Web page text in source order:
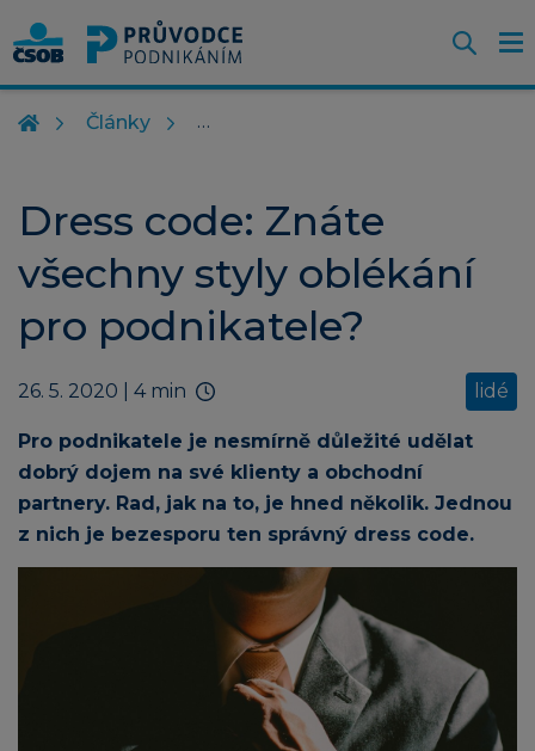
Články
Dress code: Znáte
všechny styly oblékání
pro podnikatele?
26. 5. 2020 | 4 min lidé
Pro podnikatele je nesmírně důležité udělat
dobrý dojem na své klienty a obchodní
partnery. Rad, jak na to, je hned několik. Jednou
z nich je bezesporu ten správný dress code.